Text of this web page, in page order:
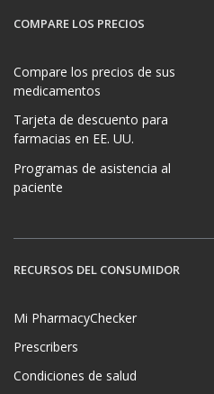
COMPARE LOS PRECIOS
Compare los precios de sus
medicamentos
Tarjeta de descuento para
farmacias en EE. UU.
Programas de asistencia al
paciente
RECURSOS DEL CONSUMIDOR
Mi PharmacyChecker
Prescribers
Condiciones de salud